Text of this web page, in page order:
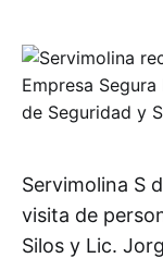
Servimolina S
visita de
Silos y Lic.